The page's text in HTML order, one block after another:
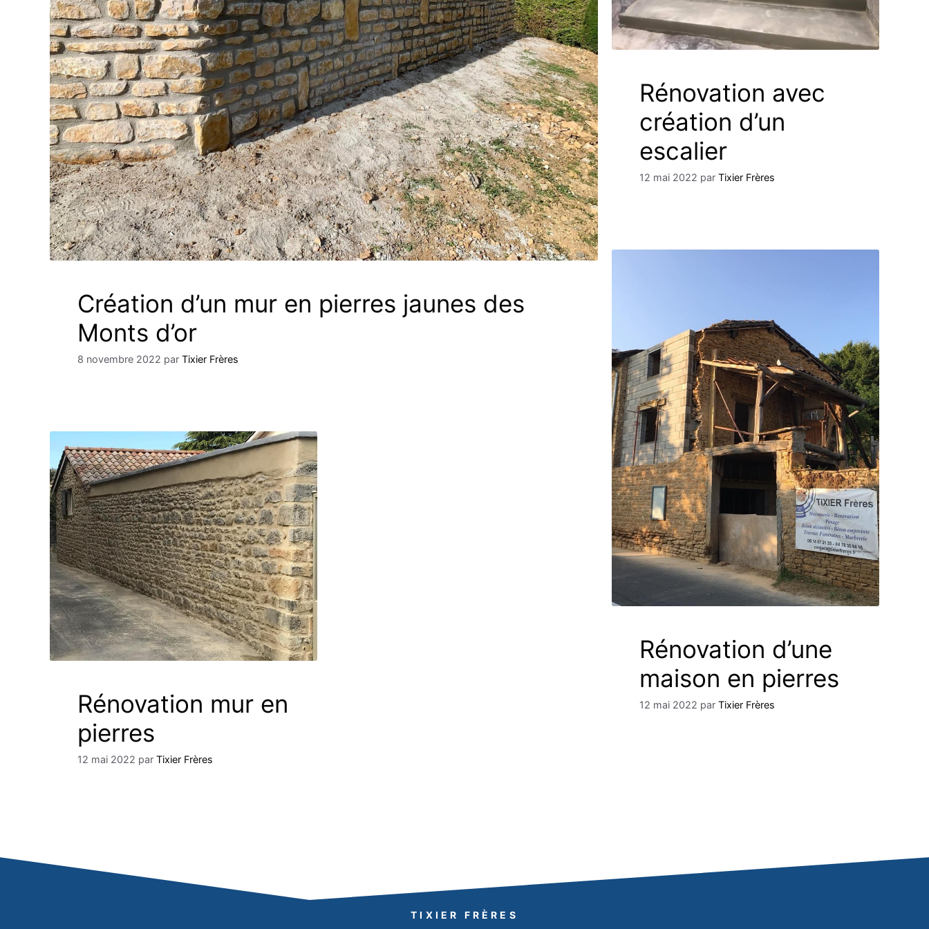
Création d’un mur en pierres jaunes des
Monts d’or
8 novembre 2022 par Tixier Frères
Rénovation avec
création d’un
escalier
12 mai 2022 parTixier Frères
Rénovation d’une
maison en pierres
12 mai 2022 parTixier Frères
Rénovation mur en
pierres
12 mai 2022 par Tixier Frères
TIXIER FRÈRES